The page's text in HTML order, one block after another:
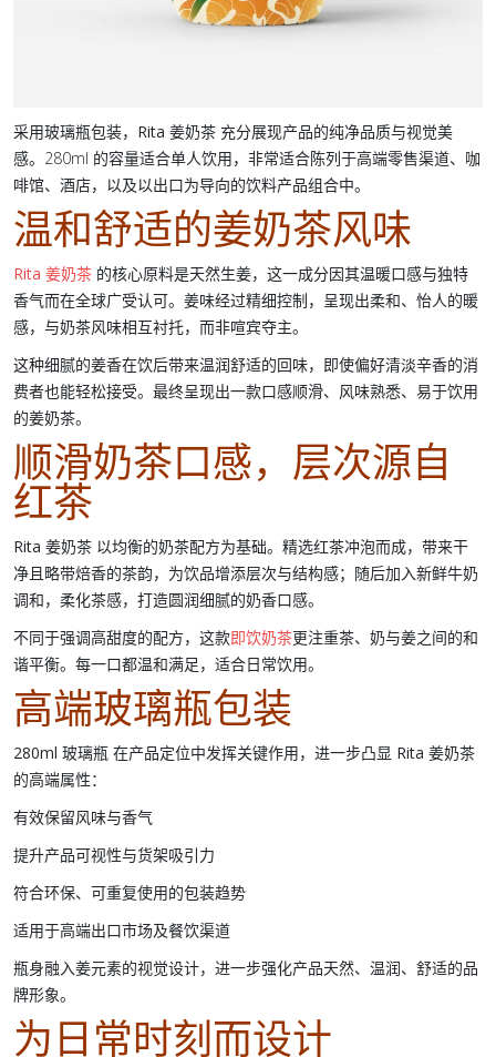
采用玻璃瓶包装，Rita 姜奶茶 充分展现产品的纯净品质与视觉美
感。280ml 的容量适合单人饮用，非常适合陈列于高端零售渠道、咖
啡馆、酒店，以及以出口为导向的饮料产品组合中。
温和舒适的姜奶茶风味
Rita 姜奶茶 的核心原料是天然生姜，这一成分因其温暖口感与独特
香气而在全球广受认可。姜味经过精细控制，呈现出柔和、怡人的暖
感，与奶茶风味相互衬托，而非喧宾夺主。
这种细腻的姜香在饮后带来温润舒适的回味，即使偏好清淡辛香的消
费者也能轻松接受。最终呈现出一款口感顺滑、风味熟悉、易于饮用
的姜奶茶。
顺滑奶茶口感，层次源自
红茶
Rita 姜奶茶 以均衡的奶茶配方为基础。精选红茶冲泡而成，带来干
净且略带焙香的茶韵，为饮品增添层次与结构感；随后加入新鲜牛奶
调和，柔化茶感，打造圆润细腻的奶香口感。
不同于强调高甜度的配方，这款即饮奶茶更注重茶、奶与姜之间的和
谐平衡。每一口都温和满足，适合日常饮用。
高端玻璃瓶包装
280ml 玻璃瓶 在产品定位中发挥关键作用，进一步凸显 Rita 姜奶茶
的高端属性：
有效保留风味与香气
提升产品可视性与货架吸引力
符合环保、可重复使用的包装趋势
适用于高端出口市场及餐饮渠道
瓶身融入姜元素的视觉设计，进一步强化产品天然、温润、舒适的品
牌形象。
为日常时刻而设计